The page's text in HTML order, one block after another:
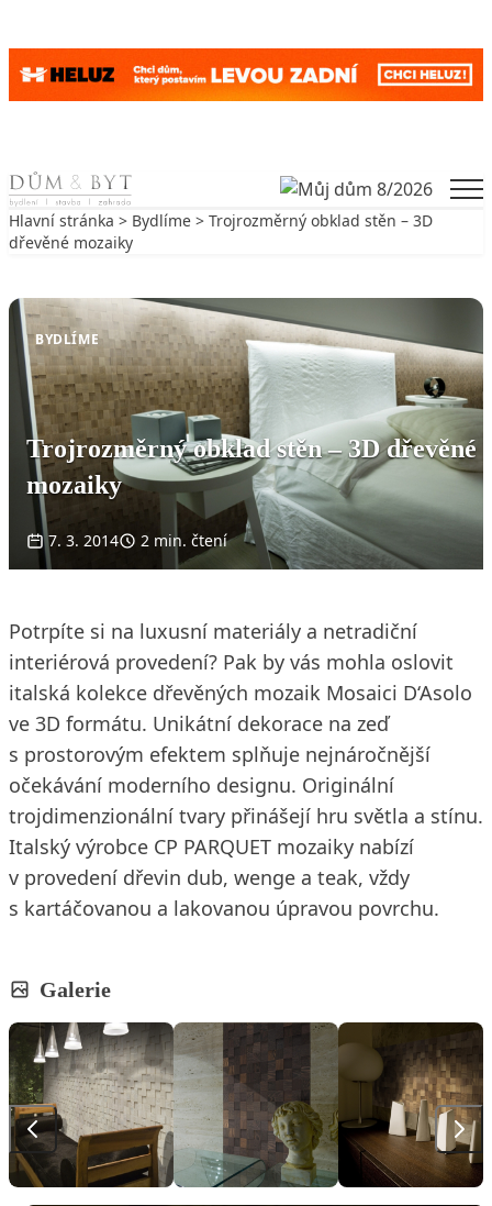
Skip to content
Hlavní stránka > Bydlíme > Trojrozměrný obklad stěn – 3D
dřevěné mozaiky
BYDLÍME
Trojrozměrný obklad stěn – 3D dřevěné
mozaiky
7. 3. 2014 2 min. čtení
Potrpíte si na luxusní materiály a netradiční
interiérová provedení? Pak by vás mohla oslovit
italská kolekce dřevěných mozaik Mosaici D‘Asolo
ve 3D formátu. Unikátní dekorace na zeď
s prostorovým efektem splňuje nejnáročnější
očekávání moderního designu. Originální
trojdimenzionální tvary přinášejí hru světla a stínu.
Italský výrobce CP PARQUET mozaiky nabízí
v provedení dřevin dub, wenge a teak, vždy
s kartáčovanou a lakovanou úpravou povrchu.
Galerie